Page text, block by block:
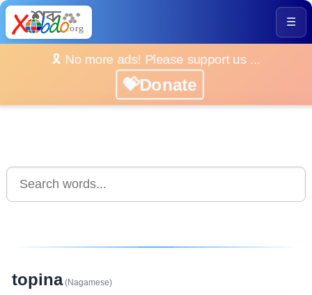
☰
🎗️ No more ads! Please support us ...
💝Donate
topina(Nagamese)